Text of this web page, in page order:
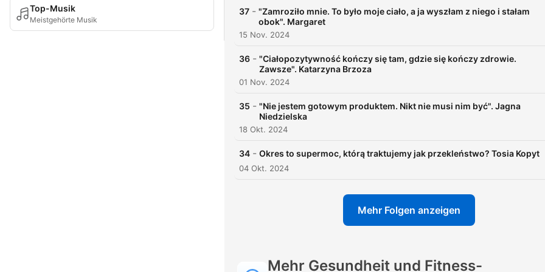
Top-Musik
Meistgehörte Musik
Zaprasza Kaja
37 - "Zamroziło mnie. To było moje ciało, a ja wyszłam z niego i stałam
obok". Margaret
15 Nov. 2024
36 - "Ciałopozytywność kończy się tam, gdzie się kończy zdrowie.
Zawsze". Katarzyna Brzoza
01 Nov. 2024
35 - "Nie jestem gotowym produktem. Nikt nie musi nim być". Jagna
Niedzielska
18 Okt. 2024
34 - Okres to supermoc, którą traktujemy jak przekleństwo? Tosia Kopyt
04 Okt. 2024
Mehr Folgen anzeigen
Mehr Gesundheit und Fitness-